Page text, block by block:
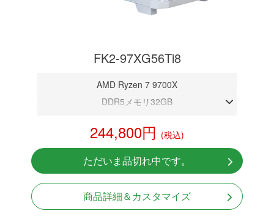
FK2-97XG56Ti8
AMD Ryzen 7 9700X
DDR5メモリ32GB
NVMeSSD 1TB
Windows11 Home 64bit
244,800円 (税込)
ただいま品切れ中です。
商品詳細＆カスタマイズ